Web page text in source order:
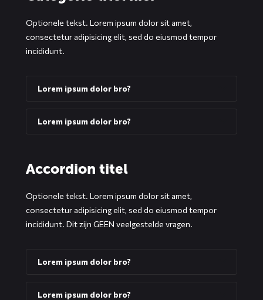
Optionele tekst. Lorem ipsum dolor sit amet,
consectetur adipisicing elit, sed do eiusmod tempor
incididunt.
Lorem ipsum dolor bro?
Lorem ipsum dolor bro?
Accordion titel
Optionele tekst. Lorem ipsum dolor sit amet,
consectetur adipisicing elit, sed do eiusmod tempor
incididunt. Dit zijn GEEN veelgestelde vragen.
Lorem ipsum dolor bro?
Lorem ipsum dolor bro?